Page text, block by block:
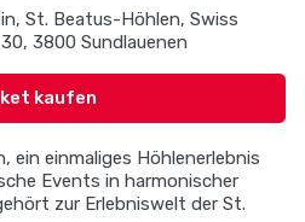
St. Beatus-Höhlen, Swiss
3800 Sundlauenen
kaufen
ein einmaliges Höhlenerlebnis
Events in harmonischer
zur Erlebniswelt der St.